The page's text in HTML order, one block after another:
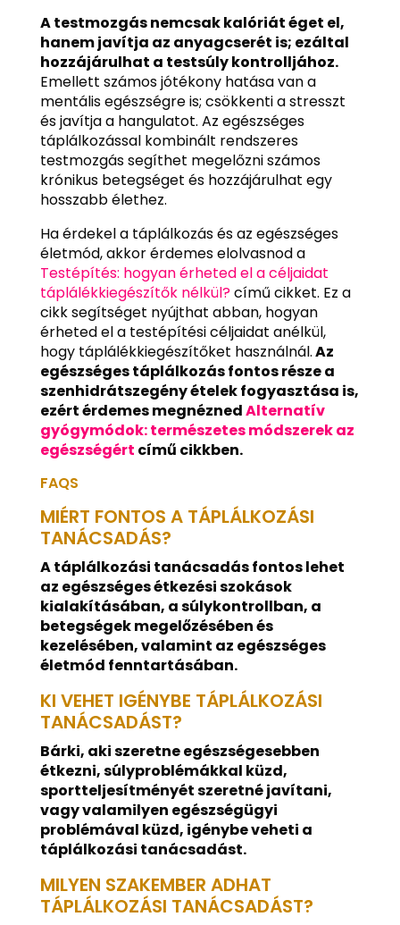
A testmozgás nemcsak kalóriát éget el,
hanem javítja az anyagcserét is; ezáltal
hozzájárulhat a testsúly kontrolljához.
Emellett számos jótékony hatása van a
mentális egészségre is; csökkenti a stresszt
és javítja a hangulatot. Az egészséges
táplálkozással kombinált rendszeres
testmozgás segíthet megelőzni számos
krónikus betegséget és hozzájárulhat egy
hosszabb élethez.
Ha érdekel a táplálkozás és az egészséges
életmód, akkor érdemes elolvasnod a
Testépítés: hogyan érheted el a céljaidat
táplálékkiegészítők nélkül?című cikket. Ez a
cikk segítséget nyújthat abban, hogyan
érheted el a testépítési céljaidat anélkül,
hogy táplálékkiegészítőket használnál.Az
egészséges táplálkozás fontos része a
szenhidrátszegény ételek fogyasztása is,
ezért érdemes megnéznedAlternatív
gyógymódok: természetes módszerek az
egészségért című cikkben.
FAQS
MIÉRT FONTOS A TÁPLÁLKOZÁSI
TANÁCSADÁS?
A táplálkozási tanácsadás fontos lehet
az egészséges étkezési szokások
kialakításában, a súlykontrollban, a
betegségek megelőzésében és
kezelésében, valamint az egészséges
életmód fenntartásában.
KI VEHET IGÉNYBE TÁPLÁLKOZÁSI
TANÁCSADÁST?
Bárki, aki szeretne egészségesebben
étkezni, súlyproblémákkal küzd,
sportteljesítményét szeretné javítani,
vagy valamilyen egészségügyi
problémával küzd, igénybe veheti a
táplálkozási tanácsadást.
MILYEN SZAKEMBER ADHAT
TÁPLÁLKOZÁSI TANÁCSADÁST?